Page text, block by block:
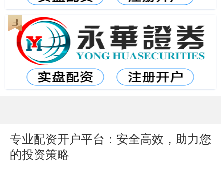
专业配资开户平台：安全高效，助力您
的投资策略